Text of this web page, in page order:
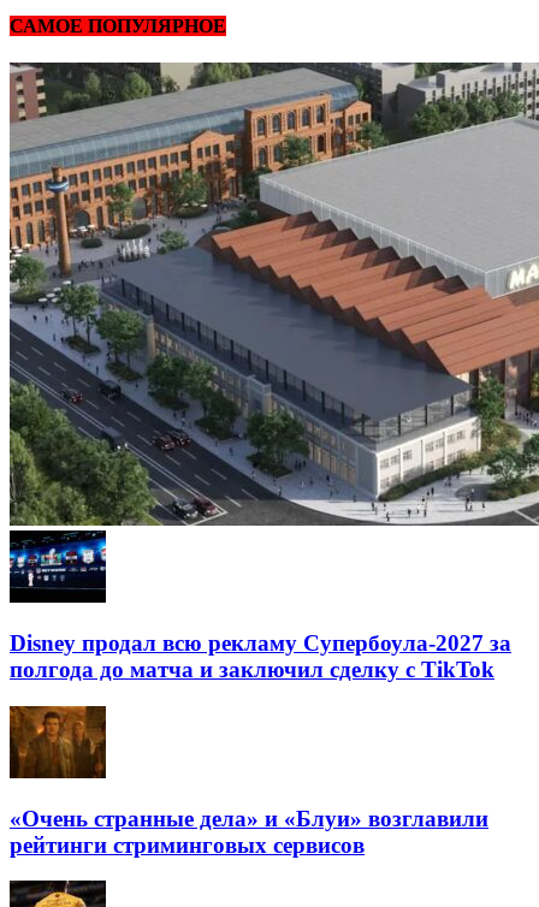
САМОЕ ПОПУЛЯРНОЕ
Disney продал всю рекламу Супербоула-2027 за
полгода до матча и заключил сделку с TikTok
«Очень странные дела» и «Блуи» возглавили
рейтинги стриминговых сервисов